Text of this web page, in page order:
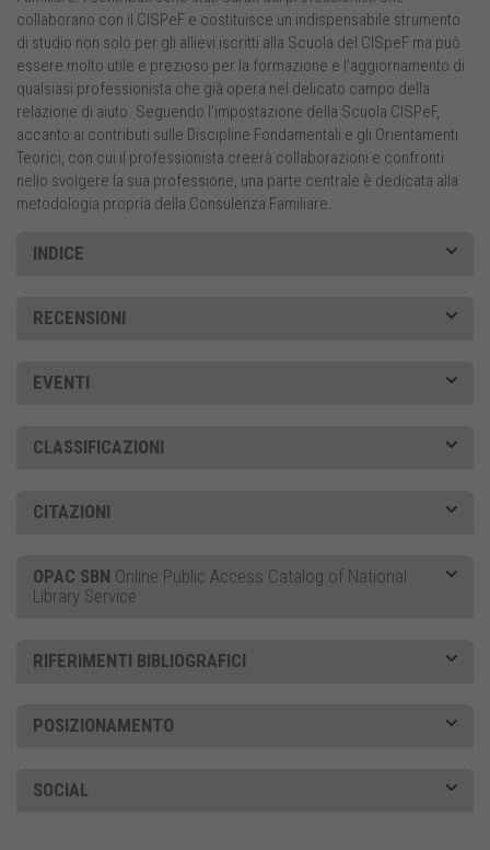
collaborano con il CISPeF e costituisce un indispensabile strumento
di studio non solo per gli allievi iscritti alla Scuola del CISpeF ma può
essere molto utile e prezioso per la formazione e l’aggiornamento di
qualsiasi professionista che già opera nel delicato campo della
relazione di aiuto. Seguendo l’impostazione della Scuola CISPeF,
accanto ai contributi sulle Discipline Fondamentali e gli Orientamenti
Teorici, con cui il professionista creerà collaborazioni e confronti
nello svolgere la sua professione, una parte centrale è dedicata alla
metodologia propria della Consulenza Familiare.
INDICE
RECENSIONI
EVENTI
CLASSIFICAZIONI
CITAZIONI
OPAC SBN Online Public Access Catalog of National
Library Service
RIFERIMENTI BIBLIOGRAFICI
POSIZIONAMENTO
SOCIAL